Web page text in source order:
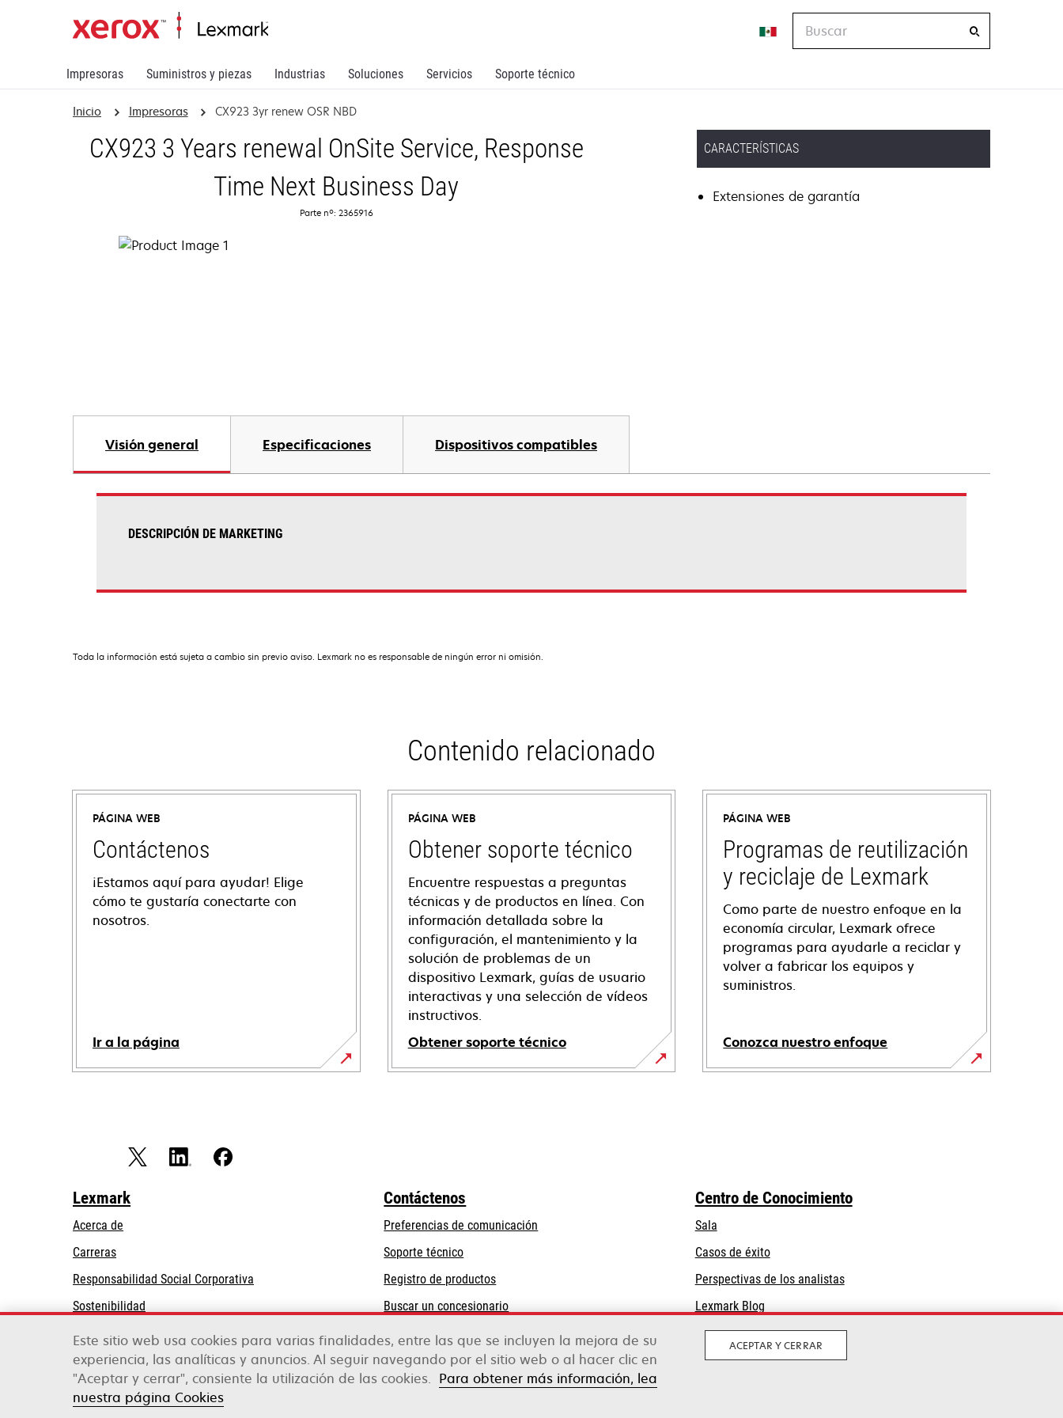
Impresoras Suministros y piezas Industrias Soluciones Servicios Soporte técnico
Inicio Impresoras CX923 3yr renew OSR NBD
CX923 3 Years renewal OnSite Service, Response
Time Next Business Day
Parte nº: 2365916
CARACTERÍSTICAS
Extensiones de garantía
Visión general Especificaciones Dispositivos compatibles
DESCRIPCIÓN DE MARKETING
Toda la información está sujeta a cambio sin previo aviso. Lexmark no es responsable de ningún error ni omisión.
Contenido relacionado
PÁGINA WEB
Contáctenos
¡Estamos aquí para ayudar! Elige
cómo te gustaría conectarte con
nosotros.
Ir a la página
PÁGINA WEB
Obtener soporte técnico
Encuentre respuestas a preguntas
técnicas y de productos en línea. Con
información detallada sobre la
configuración, el mantenimiento y la
solución de problemas de un
dispositivo Lexmark, guías de usuario
interactivas y una selección de vídeos
instructivos.
Obtener soporte técnico
se
PÁGINA WEB
Programas de reutilización
y reciclaje de Lexmark
Como parte de nuestro enfoque en la
economía circular, Lexmark ofrece
programas para ayudarle a reciclar y
volver a fabricar los equipos y
suministros.
Conozca nuestro enfoque
Lexmark
Acerca de
Carreras
Responsabilidad Social Corporativa
en
una
pestaña
nueva
Sostenibilidad
Partners de Lexmark
Contáctenos
Preferencias de comunicación
Soporte técnicose
abre
en
una
nueva
Registro de productos
Buscar un concesionario
Centro de Conocimiento
Sala
Casos de éxito
Perspectivas de los analistas
Lexmark Blog
Lexmark International, Inc., una empresa de Xerox
©2026 Todos los derechos reservados.
Este sitio web usa cookies para varias finalidades, entre las que se incluyen la mejora de su
experiencia, las analíticas y anuncios. Al seguir navegando por el sitio web o al hacer clic en
"Aceptar y cerrar", consiente la utilización de las cookies. Para obtener más información, lea
nuestra página Cookies
ACEPTAR Y CERRAR